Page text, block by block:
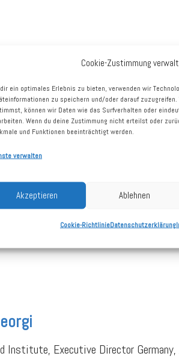
Cookie-Zustimmung
ein optimales Erlebnis zu bieten, verwenden wir
zu speichern und/oder darauf zuzugreifen.
können wir Daten wie das Surfverhalten oder
Wenn du deine Zustimmung nicht erteilst oder
und Funktionen beeinträchtigt werden.
verwalten
Akzeptieren Ablehnen
Cookie-RichtlinieDatenschutzerklärung
Lukowicz (Vorsitzender)
Senior Investor Relations Manager bei
als 20 Jahre als Investor Relations
und Einzelhandels-Expertise
im Handelssektor und mit
Institute, Executive Director